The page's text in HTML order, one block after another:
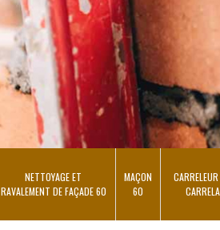
NETTOYAGE ET
RAVALEMENT DE FAÇADE 60
MAÇON
60